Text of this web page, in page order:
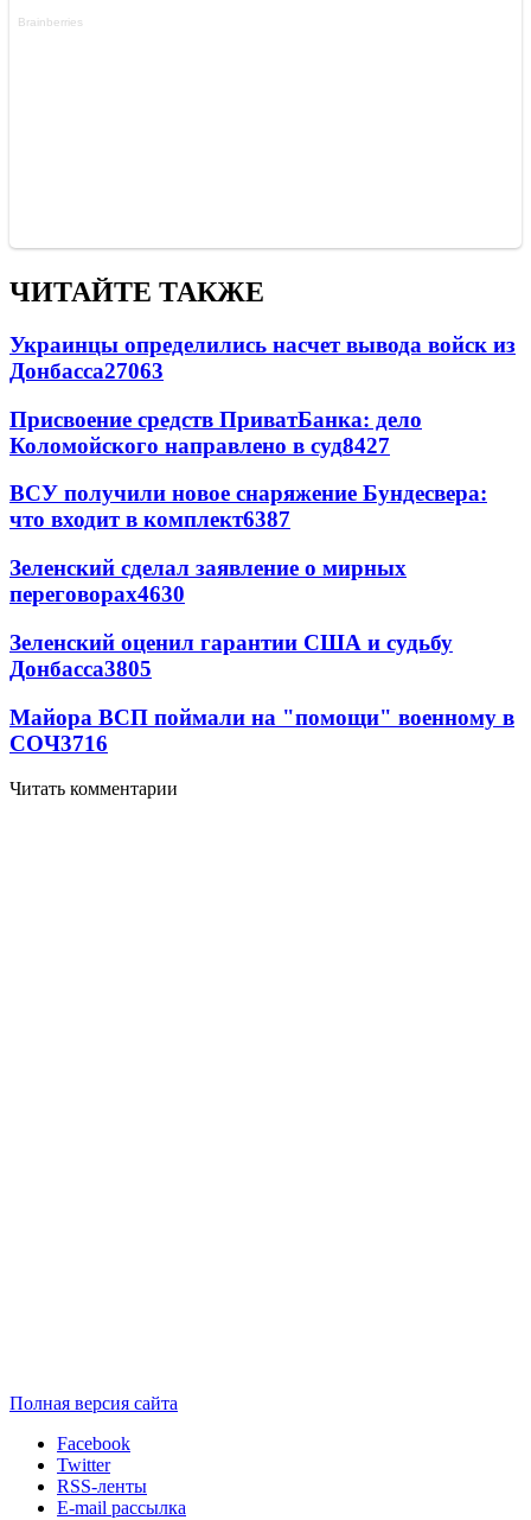
ЧИТАЙТЕ ТАКЖЕ
Украинцы определились насчет вывода войск из
Донбасса27063
Присвоение средств ПриватБанка: дело
Коломойского направлено в суд8427
ВСУ получили новое снаряжение Бундесвера:
что входит в комплект6387
Зеленский сделал заявление о мирных
переговорах4630
Зеленский оценил гарантии США и судьбу
Донбасса3805
Майора ВСП поймали на "помощи" военному в
СОЧ3716
Читать комментарии
Полная версия сайта
Facebook
Twitter
RSS-ленты
E-mail рассылка